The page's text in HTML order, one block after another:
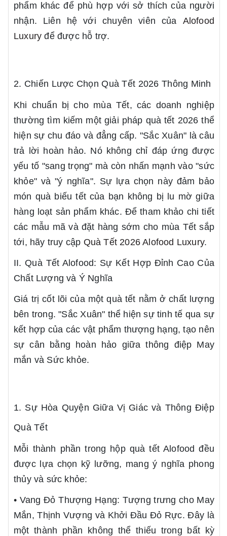
phẩm khác để phù hợp với sở thích của người
nhận. Liên hệ với chuyên viên của Alofood
Luxury để được hỗ trợ.
2. Chiến Lược Chọn Quà Tết 2026 Thông Minh
Khi chuẩn bị cho mùa Tết, các doanh nghiệp
thường tìm kiếm một giải pháp quà tết 2026 thể
hiện sự chu đáo và đẳng cấp. "Sắc Xuân" là câu
trả lời hoàn hảo. Nó không chỉ đáp ứng được
yếu tố "sang trọng" mà còn nhấn mạnh vào "sức
khỏe" và "ý nghĩa". Sự lựa chọn này đảm bảo
món quà biếu tết của bạn không bị lu mờ giữa
hàng loạt sản phẩm khác. Để tham khảo chi tiết
các mẫu mã và đặt hàng sớm cho mùa Tết sắp
tới, hãy truy cập Quà Tết 2026 Alofood Luxury.
II. Quà Tết Alofood: Sự Kết Hợp Đỉnh Cao Của
Chất Lượng và Ý Nghĩa
Giá trị cốt lõi của một quà tết nằm ở chất lượng
bên trong. "Sắc Xuân" thể hiện sự tinh tế qua sự
kết hợp của các vật phẩm thượng hạng, tạo nên
sự cân bằng hoàn hảo giữa thông điệp May
mắn và Sức khỏe.
1. Sự Hòa Quyện Giữa Vị Giác và Thông Điệp
Quà Tết
Mỗi thành phần trong hộp quà tết Alofood đều
được lựa chọn kỹ lưỡng, mang ý nghĩa phong
thủy và sức khỏe:
• Vang Đỏ Thượng Hạng: Tượng trưng cho May
Mắn, Thịnh Vượng và Khởi Đầu Đỏ Rực. Đây là
một thành phần không thể thiếu trong bất kỳ